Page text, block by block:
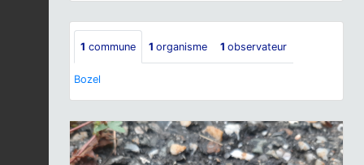
1 commune 1 organisme 1 observateur
Bozel